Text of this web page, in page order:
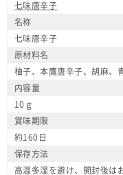
七味唐辛子
名称
七味唐辛子
原材料名
柚子、本鷹唐辛子、胡麻、
内容量
10ｇ
賞味期限
約160日
保存方法
高温多湿を避け、開封後は